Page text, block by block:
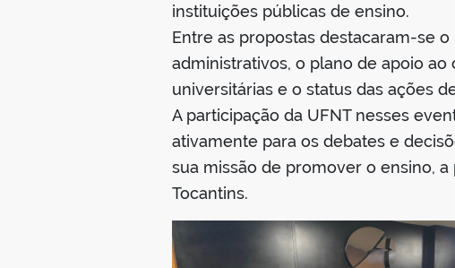
instituições públicas de ensino.
Entre as propostas destacaram-se
administrativos, o plano de apoio
universitárias e o status das ações
A participação da UFNT nesses
ativamente para os debates e
sua missão de promover o ensino,
Tocantins.